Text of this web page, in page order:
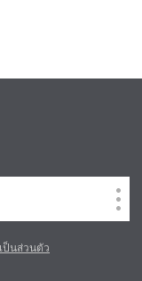
ป็นส่วนตัว